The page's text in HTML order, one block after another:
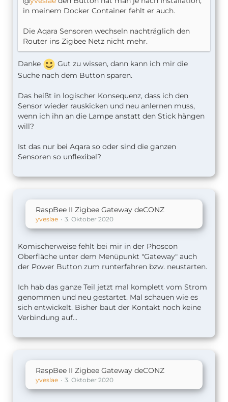
in meinem Docker Container fehlt er auch.
Die Aqara Sensoren wechseln nachträglich den
Router ins Zigbee Netz nicht mehr.
Danke
Gut zu wissen, dann kann ich mir die
Suche nach dem Button sparen.
Das heißt in logischer Konsequenz, dass ich den
Sensor wieder rauskicken und neu anlernen muss,
wenn ich ihn an die Lampe anstatt den Stick hängen
will?
Ist das nur bei Aqara so oder sind die ganzen
Sensoren so unflexibel?
RaspBee II Zigbee Gateway deCONZ
yveslae 3. Oktober 2020
Komischerweise fehlt bei mir in der Phoscon
Oberfläche unter dem Menüpunkt "Gateway" auch
der Power Button zum runterfahren bzw. neustarten.
Ich hab das ganze Teil jetzt mal komplett vom Strom
genommen und neu gestartet. Mal schauen wie es
sich entwickelt. Bisher baut der Kontakt noch keine
Verbindung auf...
RaspBee II Zigbee Gateway deCONZ
yveslae 3. Oktober 2020